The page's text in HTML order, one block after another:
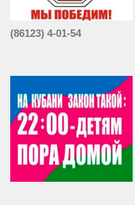
(86123) 4-01-54